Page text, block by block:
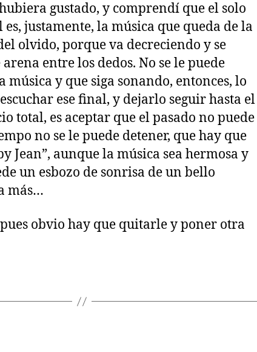
gustado, y comprendí que el solo
justamente, la música que queda de la
olvido, porque va decreciendo y se
entre los dedos. No se le puede
música y que siga sonando, entonces, lo
ese final, y dejarlo seguir hasta el
total, es aceptar que el pasado no puede
no se le puede detener, que hay que
Jean”, aunque la música sea hermosa y
un esbozo de sonrisa de un bello
más…
obvio hay que quitarle y poner otra